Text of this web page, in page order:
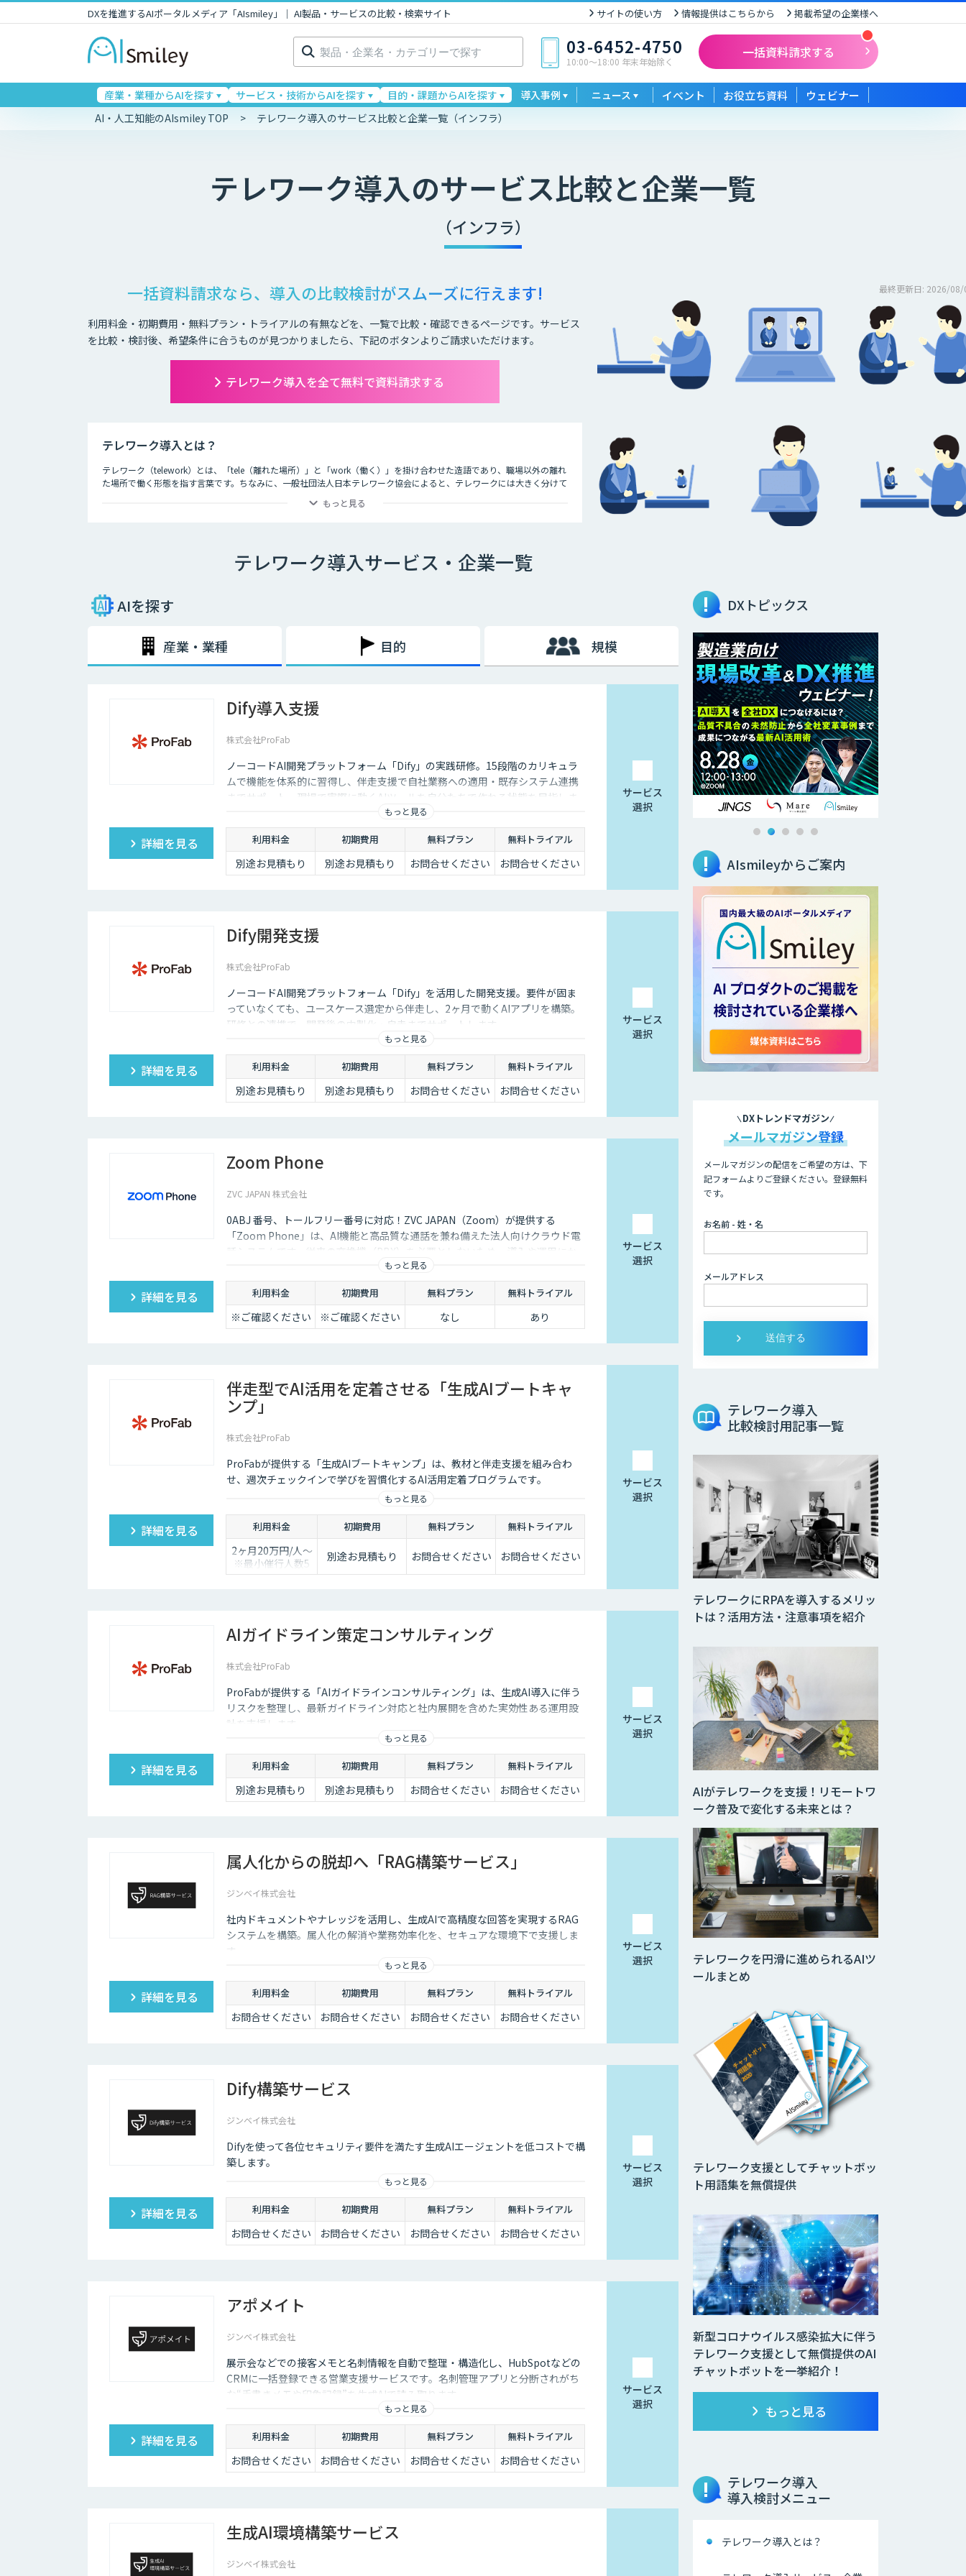
DXを推進するAIポータルメディア「AIsmiley」｜ AI製品・サービスの比較・検索サイト サイトの使い方 情報提供はこちらから 掲載希望の企業様へ
検
索: 03-6452-4750
10:00〜18:00 年末年始除く
一括資料請求する
産業・業種からAIを探す サービス・技術からAIを探す 目的・課題からAIを探す 導入事例 ニュース イベント お役立ち資料 ウェビナー
AI・人工知能のAIsmiley TOP テレワーク導入のサービス比較と企業一覧（インフラ）
テレワーク導入のサービス比較と企業一覧
（インフラ）
一括資料請求なら、導入の比較検討がスムーズに行えます!
利用料金・初期費用・無料プラン・トライアルの有無などを、一覧で比較・確認できるページです。サービス
を比較・検討後、希望条件に合うものが見つかりましたら、下記のボタンよりご請求いただけます。
テレワーク導入を全て無料で資料請求する
最終更新日: 2026/08/
テレワーク導入とは？
テレワーク（telework）とは、「tele（離れた場所）」と「work（働く）」を掛け合わせた造語であり、職場以外の離れ
た場所で働く形態を指す言葉です。ちなみに、一般社団法人日本テレワーク協会によると、テレワークには大きく分けて
顧客先や、電車やタクシーなどの移動中に、パソコンやタブレットで作業をする働き方のことを指します。
・サテライトオフィス勤務
勤務先とは異なるオフィススペースで、パソコンなどを用いて作業をする働き方のことです。最近ではレンタルオフィス
スを構えたり、地方に本社を構える企業が都心部にサテライトオフィスを構えたりするケースも多くなっています。
2020年3月中旬ごろから、新型コロナウィルスの影響によってテレワークを導入する企業が一気に増加しましたが、実は
それは、パソコンやスマホといった通信機器のスペックが向上しているからです。また、Wi-Fiなどのデータ通信ネット
ワーク環境が整備され始め、低価格でネットワークを利用できるようになったことも要因のひとつといえるでしょう。
しかし、テレワークを導入した場合には、社内コミュニケーションが難しくなってしまうのも事実です。それに加え、業
ただ、最近ではテレワークを導入する上で役に立つAIツールも増えてきており、それらを有効活用すれば、テレワークの
デメリットをある程度解消していくことも可能になります。
もっと見る
テレワーク導入サービス・企業一覧
AIを探す
産業・業種 目的 規模
Dify導入支援
株式会社ProFab
ノーコードAI開発プラットフォーム「Dify」の実践研修。15段階のカリキュラ
ムで機能を体系的に習得し、伴走支援で自社業務への適用・既存システム連携
までサポート。現場で実際に動くAIツールを自分たちで作れる状態を目指しま
もっと見る
詳細を見る 利用料金 初期費用 無料プラン 無料トライアル
別途お見積もり 別途お見積もり お問合せください お問合せください
サービス
選択
Dify開発支援
株式会社ProFab
ノーコードAI開発プラットフォーム「Dify」を活用した開発支援。要件が固ま
っていなくても、ユースケース選定から伴走し、2ヶ月で動くAIアプリを構築。
研修との連携で、開発後の内製化・自走までサポートします。
もっと見る
詳細を見る 利用料金 初期費用 無料プラン 無料トライアル
別途お見積もり 別途お見積もり お問合せください お問合せください
サービス
選択
Zoom Phone
ZVC JAPAN 株式会社
0ABJ 番号、トールフリー番号に対応！ZVC JAPAN（Zoom）が提供する
「Zoom Phone」は、AI機能と高品質な通話を兼ね備えた法人向けクラウド電
話システムです。従来の交換機（PBX）を必要としないため、導入や運用にか
かるコストを大幅に削減できます。もっと見る
詳細を見る 利用料金 初期費用 無料プラン 無料トライアル
※ご確認ください ※ご確認ください なし あり
サービス
選択
伴走型でAI活用を定着させる「生成AIブートキャ
ンプ」
株式会社ProFab
ProFabが提供する「生成AIブートキャンプ」は、教材と伴走支援を組み合わ
せ、週次チェックインで学びを習慣化するAI活用定着プログラムです。
もっと見る
詳細を見る 利用料金 初期費用 無料プラン 無料トライアル
2ヶ月20万円/人〜
※最小催行人数5
名〜
別途お見積もり お問合せください お問合せください
サービス
選択
AIガイドライン策定コンサルティング
株式会社ProFab
ProFabが提供する「AIガイドラインコンサルティング」は、生成AI導入に伴う
リスクを整理し、最新ガイドライン対応と社内展開を含めた実効性ある運用設
計を支援します。
もっと見る
詳細を見る 利用料金 初期費用 無料プラン 無料トライアル
別途お見積もり 別途お見積もり お問合せください お問合せください
サービス
選択
属人化からの脱却へ「RAG構築サービス」
ジンベイ株式会社
社内ドキュメントやナレッジを活用し、生成AIで高精度な回答を実現するRAG
システムを構築。属人化の解消や業務効率化を、セキュアな環境下で支援しま
す。
もっと見る
詳細を見る 利用料金 初期費用 無料プラン 無料トライアル
お問合せください お問合せください お問合せください お問合せください
サービス
選択
Dify構築サービス
ジンベイ株式会社
Difyを使って各位セキュリティ要件を満たす生成AIエージェントを低コストで構
築します。
もっと見る
詳細を見る 利用料金 初期費用 無料プラン 無料トライアル
お問合せください お問合せください お問合せください お問合せください
サービス
選択
アポメイト
ジンベイ株式会社
展示会などでの接客メモと名刺情報を自動で整理・構造化し、HubSpotなどの
CRMに一括登録できる営業支援サービスです。名刺管理アプリと分断されがち
な“手書きメモや印象記録”を生成AIで読み取ります。
もっと見る
詳細を見る 利用料金 初期費用 無料プラン 無料トライアル
お問合せください お問合せください お問合せください お問合せください
サービス
選択
生成AI環境構築サービス
ジンベイ株式会社
DXトピックス
AIsmileyからご案内
DXトレンドマガジン
メールマガジン登録
メールマガジンの配信をご希望の方は、下
記フォームよりご登録ください。登録無料
です。
お名前 - 姓・名
メールアドレス
テレワーク導入
比較検討用記事一覧
テレワークを円滑に進められるAIツ
ールまとめ
新型コロナウイルス感染拡大に伴う
テレワーク支援として無償提供のAI
チャットボットを一挙紹介！
テレワークにRPAを導入するメリッ
トは？活用方法・注意事項を紹介
テレワーク支援としてチャットボッ
ト用語集を無償提供
AIがテレワークを支援！リモートワ
ーク普及で変化する未来とは？
もっと見る
テレワーク導入
導入検討メニュー
テレワーク導入とは？